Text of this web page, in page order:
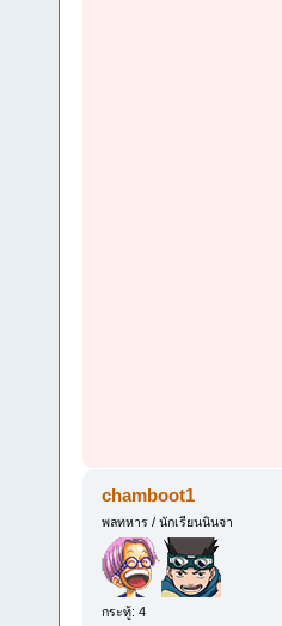
chamboot1
พลทหาร / นักเรียนนินจา
กระทู้: 4